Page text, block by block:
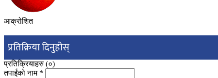
आक्रोशित
प्रतिक्रिया दिनुहोस्
प्रतिक्रियाहरु (०)
तपाईंको नाम *